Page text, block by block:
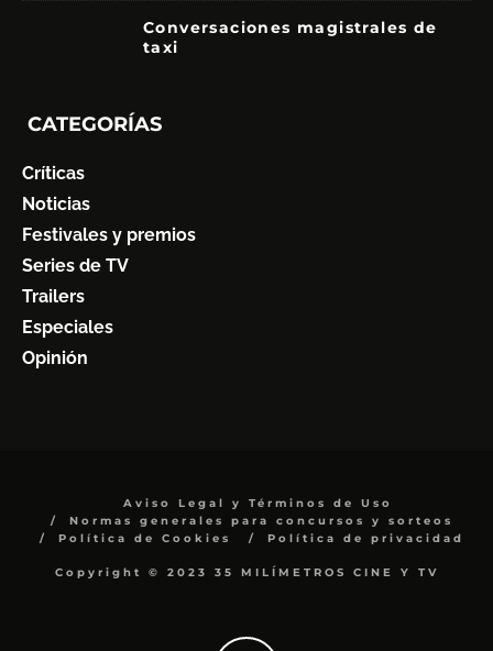
Conversaciones magistrales de
taxi
CATEGORÍAS
Críticas
Noticias
Festivales y premios
Series de TV
Trailers
Especiales
Opinión
Aviso Legal y Términos de Uso
Normas generales para concursos y sorteos
Política de Cookies
Política de privacidad
Copyright © 2023 35 MILÍMETROS CINE Y TV